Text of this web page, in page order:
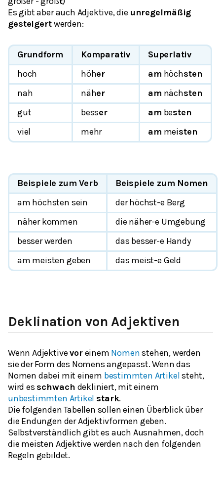
Es gibt aber auch Adjektive, die unregelmäßig
gesteigertwerden:
Grundform Komparativ
Superlativ
hoch
höher am höchsten
nah
näher am nächsten
gut
besser am besten
viel
mehr am meisten
Beispiele zum Verb
Beispiele zum Nomen
am höchsten sein
der höchst-e Berg
näher kommen
die näher-e Umgebung
besser werden
das besser-e Handy
am meisten geben
das meist-e Geld
Deklination von Adjektiven
Wenn Adjektivevoreinem Nomenstehen, werden
sie der Form des Nomens angepasst. Wenn das
Nomen dabei mit einem bestimmten Artikelsteht,
wird es schwach dekliniert, mit einem
unbestimmten Artikel stark.
Die folgenden Tabellen sollen einen Überblick über
die Endungen der Adjektivformen geben.
Selbstverständlich gibt es auch Ausnahmen, doch
die meisten Adjektive werden nach den folgenden
Regeln gebildet.